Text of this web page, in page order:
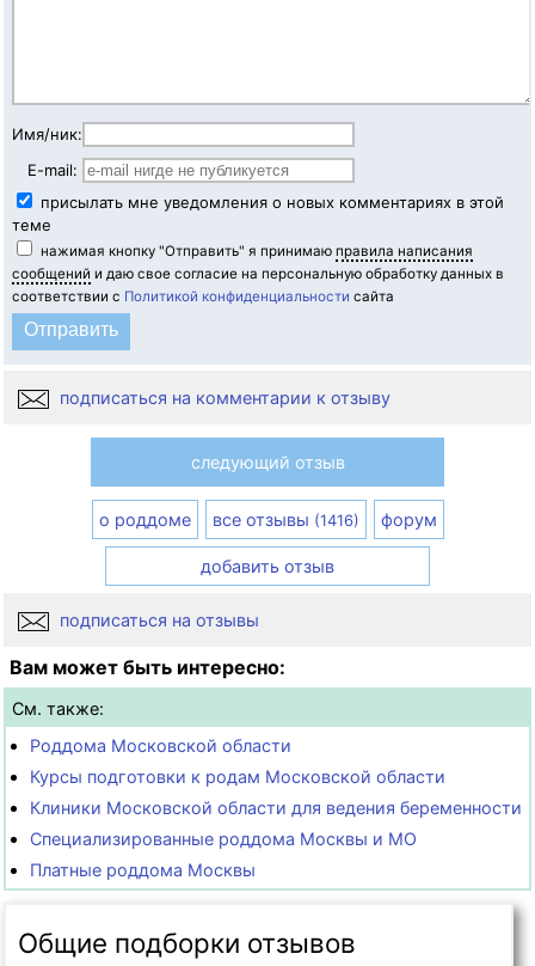
Имя/ник:
E-mail:
присылать мне уведомления о новых комментариях в этой
теме
нажимая кнопку "Отправить" я принимаю правила написания
сообщений и даю свое согласие на персональную обработку данных в
соответствии с Политикой конфиденциальности сайта
подписаться на комментарии к отзыву
следующий отзыв
о роддоме все отзывы (1416) форум
добавить отзыв
подписаться на отзывы
Вам может быть интересно:
См. также:
Роддома Московской области
Курсы подготовки к родам Московской области
Клиники Московской области для ведения беременности
Специализированные роддома Москвы и МО
Платные роддома Москвы
Общие подборки отзывов